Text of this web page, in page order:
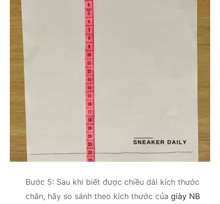
Bước 5: Sau khi biết được chiều dài kích thước
chân, hãy so sánh theo kích thước của giày NB